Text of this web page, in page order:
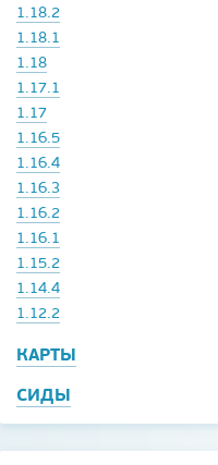
1.18.2
1.18.1
1.18
1.17.1
1.17
1.16.5
1.16.4
1.16.3
1.16.2
1.16.1
1.15.2
1.14.4
1.12.2
КАРТЫ
СИДЫ